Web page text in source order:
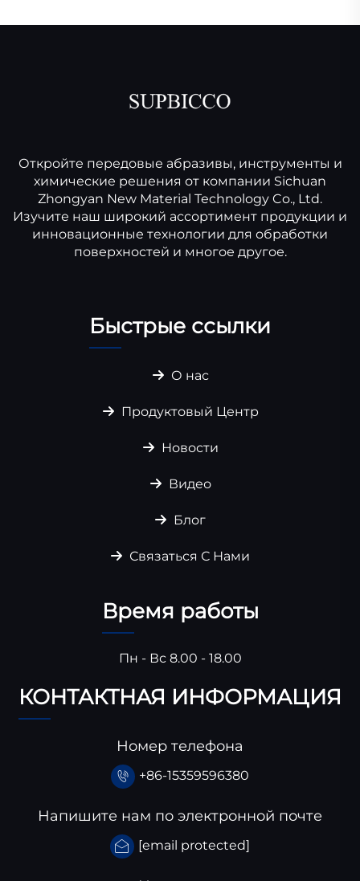
Откройте передовые абразивы, инструменты и
химические решения от компании Sichuan
Zhongyan New Material Technology Co., Ltd.
Изучите наш широкий ассортимент продукции и
инновационные технологии для обработки
поверхностей и многое другое.
Быстрые ссылки
О нас
Продуктовый Центр
Новости
Видео
Блог
Связаться С Нами
Время работы
Пн - Вс 8.00 - 18.00
КОНТАКТНАЯ ИНФОРМАЦИЯ
Номер телефона
+86-15359596380
Напишите нам по электронной почте
[email protected]